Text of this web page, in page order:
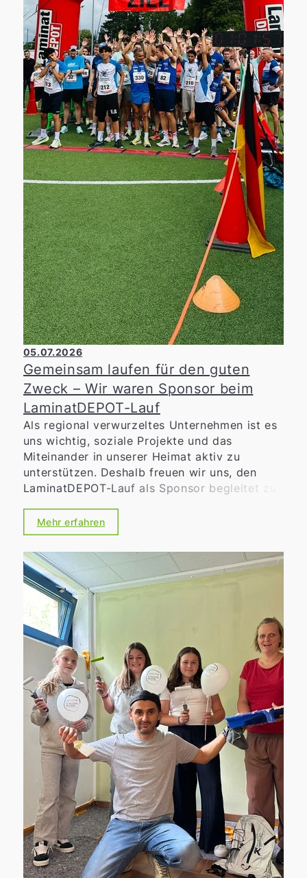
05.07.2026
Gemeinsam laufen für den guten
Zweck – Wir waren Sponsor beim
LaminatDEPOT-Lauf
Als regional verwurzeltes Unternehmen ist es
uns wichtig, soziale Projekte und das
Miteinander in unserer Heimat aktiv zu
unterstützen. Deshalb freuen wir uns, den
LaminatDEPOT-Lauf als Sponsor begleitet zu
sportliche Herausforderung mit sozialem
Engagement. Ob beim 10-Kilometer-
Hauptlauf, dem Volkslauf, den Walking-
Strecken oder den Bambini- und
Schülerläufen – jeder gelaufene Kilometer
stand im Zeichen des guten Zwecks.
Sämtliche Einnahmen aus den Startgeldern
sowie zusätzliche Sponsorengelder kommen
vollständig regionalen sozialen Einrichtungen
zugute und unterstützen Menschen, die auf
Hilfe angewiesen sind. Die
abwechslungsreiche Strecke führte die
Teilnehmer durch das Bergische Land und
vorbei an einigen der schönsten Orte der
Region – von der BLF Arena über die
Eulenbachbrücke und den Abtskücher Teich
bis hin zum legendären Kotzberg, der den
Läuferinnen und Läufern auf den letzten
Metern noch einmal alles abverlangte. Wir
freuen uns, Teil dieser gelungenen
Veranstaltung gewesen zu sein und
gemeinsam mit vielen weiteren Sponsoren,
Helfern und Teilnehmern ein Zeichen für
Mehr erfahren